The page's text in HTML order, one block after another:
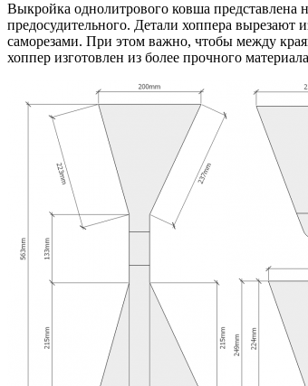
Выкройка однолитрового ковша представлена
предосудительного. Детали хоппера
саморезами. При этом важно, чтобы между
хоппер изготовлен из более прочного